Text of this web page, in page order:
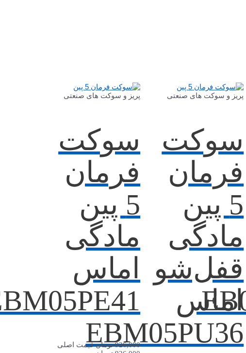
پریز و سوکت های صنعتی
سوکت
فرمان
5 پین
مادگی
قفل‌شو
اماس
EBM05PU36
پریز و سوکت های صنعتی
سوکت
فرمان
5 پین
مادگی
اماس
926,000 تومان قیمت اصلی